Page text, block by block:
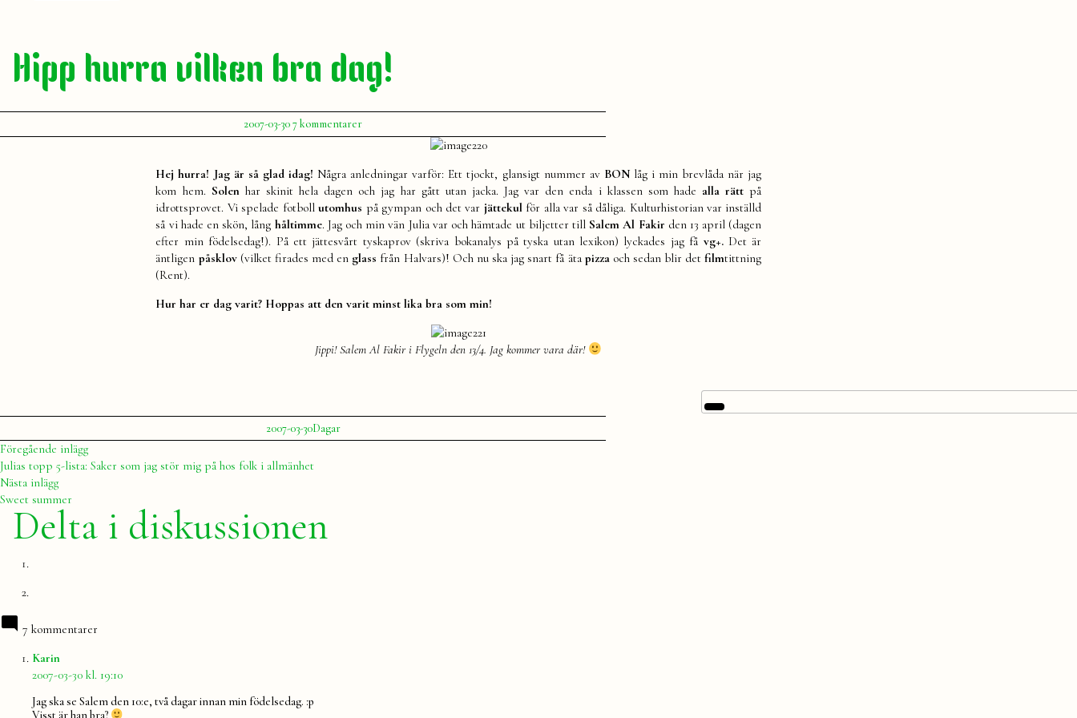
Hipp hurra vilken bra dag!
Publicerat
av
Julia
2007-03-307 kommentarertill
Hipp
vilken
bra
dag!
Hej hurra! Jag är så glad idag! Några anledningar varför: Ett tjockt, glansigt nummer av BONlåg i min brevlåda när jag
kom hem. Solenhar skinit hela dagen och jag har gått utan jacka. Jag var den enda i klassen som hadealla rätt på
idrottsprovet. Vi spelade fotbollutomhus på gympan och det var jättekulför alla var så dåliga. Kulturhistorian var inställd
så vi hade en skön, lång håltimme. Jag och min vän Julia var och hämtade ut biljetter till Salem Al Fakir den 13 april (dagen
efter min födelsedag!). På ett jättesvårt tyskaprov (skriva bokanalys på tyska utan lexikon) lyckades jag få vg+.Det är
äntligen påsklov (vilket firades med en glass från Halvars)! Och nu ska jag snart få ätapizzaoch sedan blir detfilmtittning
(Rent).
Hur har er dag varit? Hoppas att den varit minst lika bra som min!
Jippi! Salem Al Fakir i Flygeln den 13/4. Jag kommer vara där!
Publicerat
av
Julia
2007-03-30Publicerat
i
Dagar
Inläggsnavigering
Föregående inläggFöregående
inlägg:
Julias topp 5-lista: Saker som jag stör mig på hos folk i allmänhet
Nästa inläggNästa
inlägg:
Sweet summer
Delta i diskussionen
7 kommentarer
Karin
2007-03-30 kl. 19:10
Jag ska se Salem den 10:e, två dagar innan min födelsedag. :p